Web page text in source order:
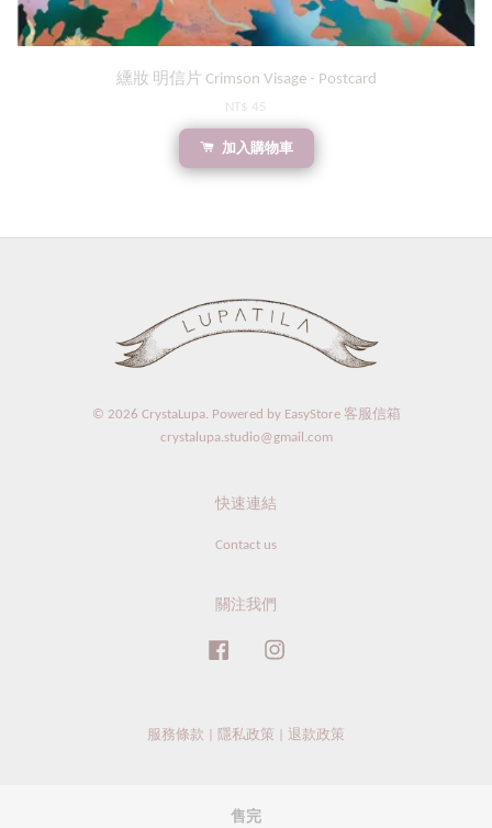
售完
纁妝 明信片 Crimson Visage - Postcard
NT$ 45
加入購物車
© 2026 CrystaLupa. Powered by EasyStore客服信箱
crystalupa.studio@gmail.com
快速連結
Contact us
關注我們
Facebook
服務條款 隱私政策 退款政策